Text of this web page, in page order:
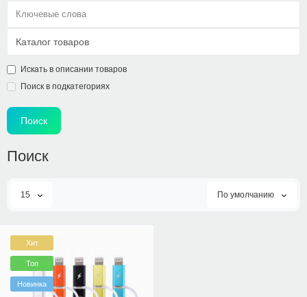
Искать в описании товаров
Поиск в подкатегориях
Поиск
15 По умолчанию
Хит
Топ
Новинка